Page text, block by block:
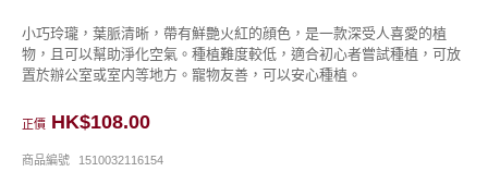
小巧玲瓏，葉脈清晰，帶有鮮艷火紅的顔色，是一款深受人喜愛的植
物，且可以幫助淨化空氣。種植難度較低，適合初心者嘗試種植，可放
置於辦公室或室内等地方。寵物友善，可以安心種植。
正價 HK$108.00
商品編號 1510032116154